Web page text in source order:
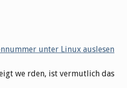
unter Linux auslesen
we rden, ist vermutlich das